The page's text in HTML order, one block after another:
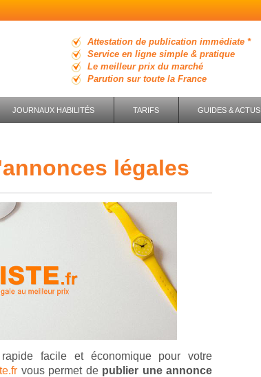
Attestation de publication immédiate *
Service en ligne simple & pratique
Le meilleur prix du marché
Parution sur toute la France
JOURNAUX HABILITÉS TARIFS GUIDES & ACTUS
légales
facile et économique pour votre
vous permet de publier une annonce